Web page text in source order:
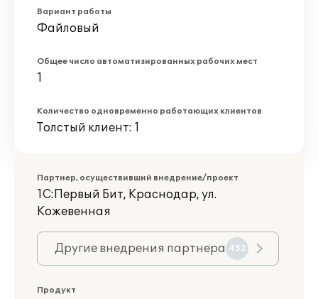
Вариант работы
Файловый
Общее число автоматизированных рабочих мест
1
Количество одновременно работающих клиентов
Толстый клиент: 1
Партнер, осуществивший внедрение/проект
1С:Первый Бит, Краснодар, ул.
Кожевенная
Другие внедрения партнера 452
Продукт